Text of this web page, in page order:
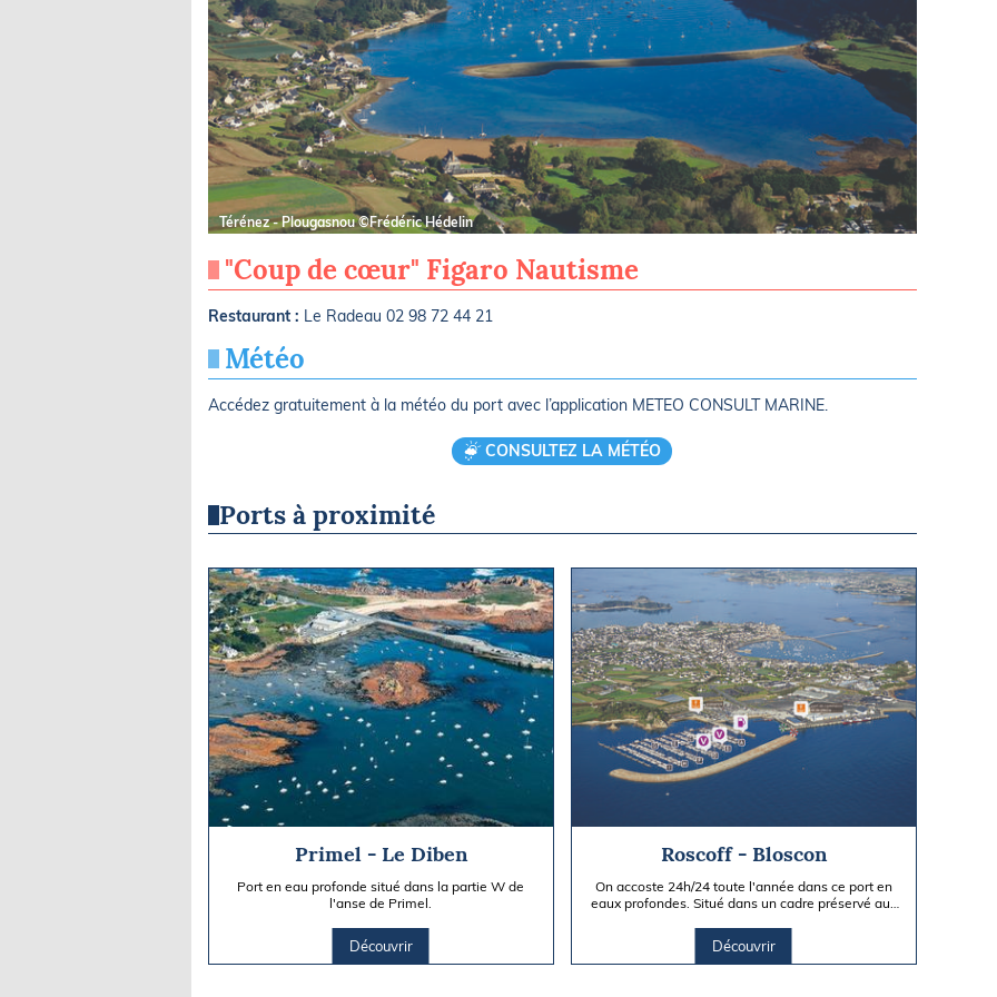
Térénez - Plougasnou ©Frédéric Hédelin
"Coup de cœur" Figaro Nautisme
Restaurant : Le Radeau 02 98 72 44 21
Météo
Accédez gratuitement à la météo du port avec l’application METEO CONSULT MARINE.
CONSULTEZ LA MÉTÉO
Ports à proximité
Primel - Le Diben
Port en eau profonde situé dans la partie W de
l'anse de Primel.
Découvrir
Roscoff - Bloscon
On accoste 24h/24 toute l'année dans ce port en
eaux profondes. Situé dans un cadre préservé aux
Découvrir